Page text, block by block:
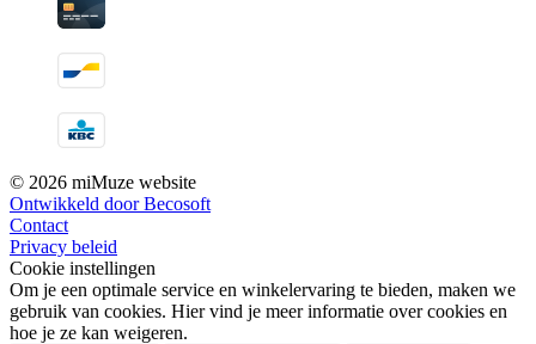
© 2026 miMuze website
Ontwikkeld door Becosoft
Contact
Privacy beleid
Cookie instellingen
Om je een optimale service en winkelervaring te bieden, maken we
gebruik van cookies. Hier vind je meer informatie over cookies en
hoe je ze kan weigeren.